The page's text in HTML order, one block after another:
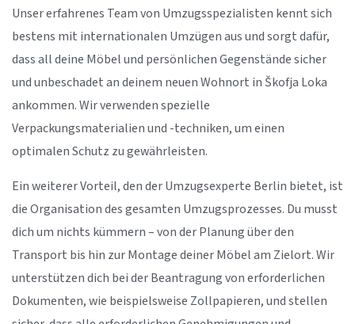
Unser erfahrenes Team von Umzugsspezialisten kennt sich
bestens mit internationalen Umzügen aus und sorgt dafür,
dass all deine Möbel und persönlichen Gegenstände sicher
und unbeschadet an deinem neuen Wohnort in Škofja Loka
ankommen. Wir verwenden spezielle
Verpackungsmaterialien und -techniken, um einen
optimalen Schutz zu gewährleisten.
Ein weiterer Vorteil, den der Umzugsexperte Berlin bietet, ist
die Organisation des gesamten Umzugsprozesses. Du musst
dich um nichts kümmern – von der Planung über den
Transport bis hin zur Montage deiner Möbel am Zielort. Wir
unterstützen dich bei der Beantragung von erforderlichen
Dokumenten, wie beispielsweise Zollpapieren, und stellen